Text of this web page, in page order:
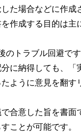
た場合などに作成
作成する目的は主
のトラブル回避です
に納得しても、「
ように意見を翻す
合意した旨を書面
ことが可能です。